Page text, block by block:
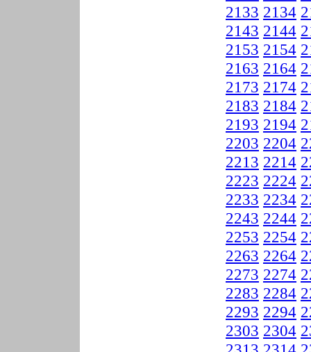
2133 2134
2143 2144
2153 2154
2163 2164
2173 2174
2183 2184
2193 2194
2203 2204
2213 2214
2223 2224
2233 2234
2243 2244
2253 2254
2263 2264
2273 2274
2283 2284
2293 2294
2303 2304